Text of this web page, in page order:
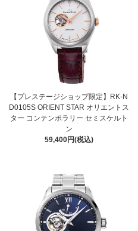
【プレステージショップ限定】RK-N
D0105S ORIENT STAR オリエントス
ター コンテンポラリー セミスケルト
ン
59,400円(税込)